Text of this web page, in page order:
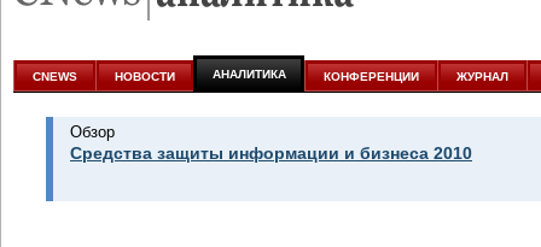
аналитике
CNEWS НОВОСТИ АНАЛИТИКА КОНФЕРЕНЦИИ ЖУРНАЛ
Обзор
Средства защиты информации и бизнеса 2010